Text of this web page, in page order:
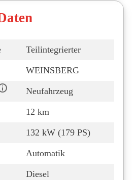
Teilintegrierter
WEINSBERG
Neufahrzeug
12 km
132 kW (179 PS)
Automatik
Diesel